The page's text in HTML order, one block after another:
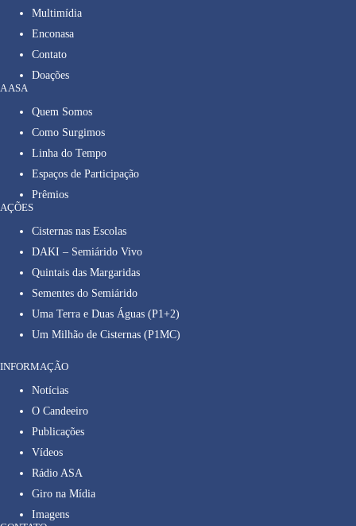
Multimídia
Enconasa
Contato
Doações
A ASA
Quem Somos
Como Surgimos
Linha do Tempo
Espaços de Participação
Prêmios
AÇÕES
Cisternas nas Escolas
DAKI – Semiárido Vivo
Quintais das Margaridas
Sementes do Semiárido
Uma Terra e Duas Águas (P1+2)
Um Milhão de Cisternas (P1MC)
INFORMAÇÃO
Notícias
O Candeeiro
Publicações
Vídeos
Rádio ASA
Giro na Mídia
Imagens